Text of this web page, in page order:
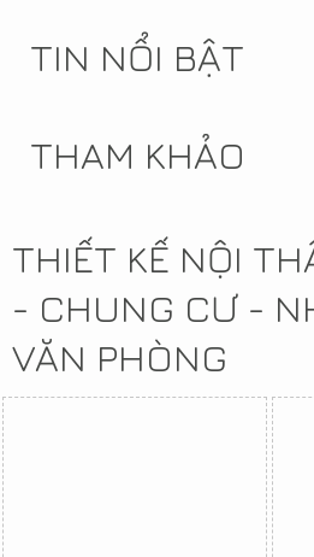
TIN NỔI BẬT
THAM KHẢO
THIẾT KẾ NỘI
- CHUNG CƯ -
VĂN PHÒNG